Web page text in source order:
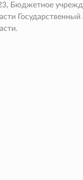
Бюджетное
Государственный